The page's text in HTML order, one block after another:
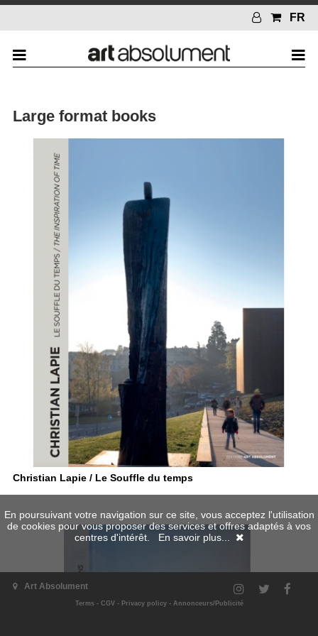
FR
Large format books
Christian Lapie / Le Souffle du temps
Art Absolument
Terms- CGV- Privacy policy- Annonceurs/Publicité
En poursuivant votre navigation sur ce site, vous acceptez l'utilisation
de cookies pour vous proposer des services et offres adaptés à vos
centres d'intérêt. En savoir plus...